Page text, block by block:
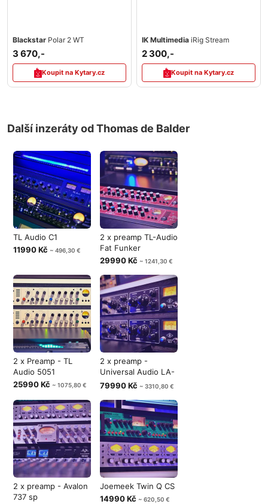
Blackstar Polar 2 WT
3 670,-
Koupit na Kytary.cz
IK Multimedia iRig Stream
2 300,-
Koupit na Kytary.cz
Další inzeráty od Thomas de Balder
TL Audio C1
11990 Kč ~ 496,30 €
2 x preamp TL-Audio
Fat Funker
29990 Kč ~ 1241,30 €
2 x Preamp - TL
Audio 5051
25990 Kč ~ 1075,80 €
2 x preamp -
Universal Audio LA-
610 mk-II
79990 Kč ~ 3310,80 €
2 x preamp - Avalon
737 sp
Joemeek Twin Q CS
14990 Kč ~ 620,50 €